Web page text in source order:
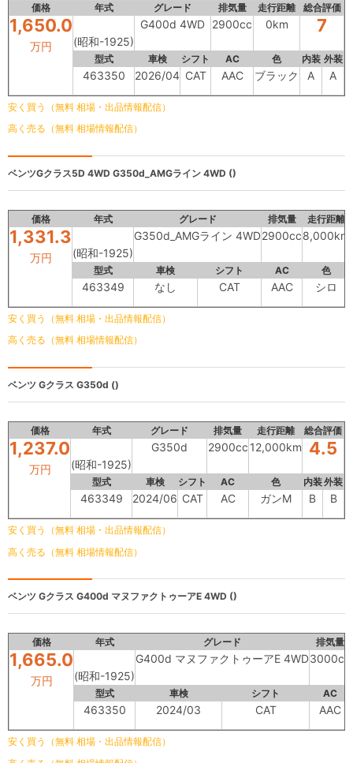
価格 年式 グレード 排気量 走行距離 総合評価
1,650.0
万円 (昭和-1925)
G400d 4WD 2900cc 0km 7
型式 車検 シフト AC 色 内装 外装
463350 2026/04 CAT AAC ブラック A A
安く買う（無料 相場・出品情報配信）
高く売る（無料 相場情報配信）
ベンツGクラス5D 4WD G350d_AMGライン 4WD ()
価格 年式 グレード 排気量 走行距離
1,331.3
万円 (昭和-1925)
G350d_AMGライン 4WD2900cc8,000km
型式 車検 シフト AC 色
463349 なし CAT AAC シロ
安く買う（無料 相場・出品情報配信）
高く売る（無料 相場情報配信）
ベンツ Gクラス G350d ()
価格 年式 グレード 排気量 走行距離 総合評価
1,237.0
万円 (昭和-1925)
G350d 2900cc 12,000km 4.5
型式 車検 シフト AC 色 内装外装
463349 2024/06 CAT AC ガンM B B
安く買う（無料 相場・出品情報配信）
高く売る（無料 相場情報配信）
ベンツ Gクラス G400d マヌファクトゥーアE 4WD ()
価格 年式 グレード 排気量
1,665.0
万円 (昭和-1925)
G400d マヌファクトゥーアE 4WD3000cc
型式 車検 シフト AC
463350 2024/03 CAT AAC
安く買う（無料 相場・出品情報配信）